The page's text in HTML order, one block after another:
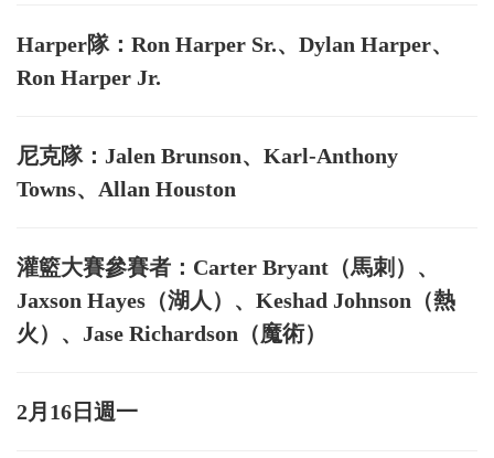
Harper隊：Ron Harper Sr.、Dylan Harper、
Ron Harper Jr.
尼克隊：Jalen Brunson、Karl-Anthony
Towns、Allan Houston
灌籃大賽參賽者： Carter Bryant（馬刺）、
Jaxson Hayes（湖人）、Keshad Johnson（熱
火）、Jase Richardson（魔術）
2月16日週一